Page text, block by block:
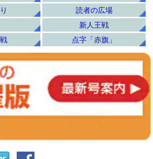
読者の広場
新人王戦
点字「赤旗」